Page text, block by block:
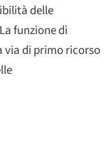
delle
funzione di
via di primo ricorso